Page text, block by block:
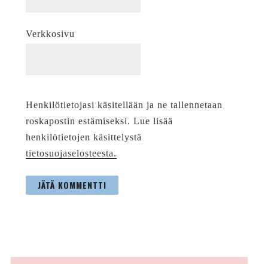
Verkkosivu
Henkilötietojasi käsitellään ja ne tallennetaan
roskapostin estämiseksi. Lue lisää
henkilötietojen käsittelystä
tietosuojaselosteesta.